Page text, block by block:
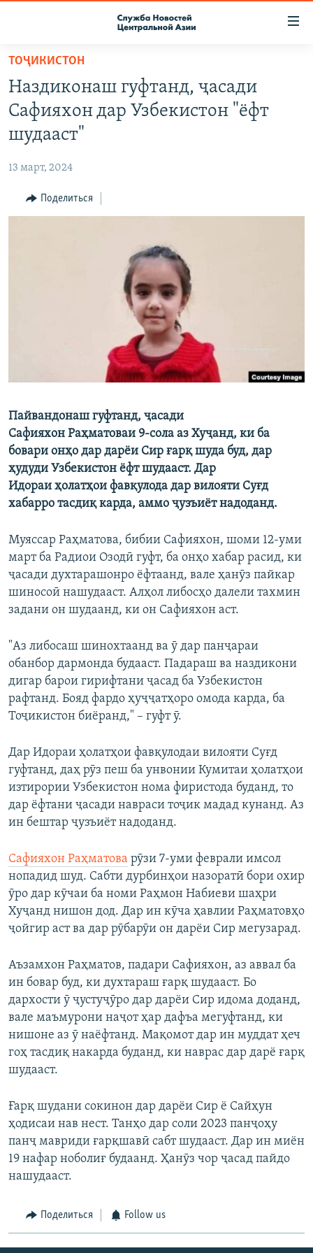
Вернуться
основному
содержанию
Вернутся
главной
навигации
Вернутся
ПОДПИСКА
КОНТАКТЫ
НАСТОЯЩЕЕ ВРЕМЯ
МИГРАНТ МЕДИА
ТОҶИКИСТОН
Наздиконаш гуфтанд, ҷасади
Сафияхон дар Узбекистон "ёфт
шудааст"
13 март, 2024
Поделиться
Пайвандонаш гуфтанд, ҷасади
Сафияхон Раҳматоваи 9-сола аз Хуҷанд, ки ба
бовари онҳо дар дарёи Сир ғарқ шуда буд, дар
ҳудуди Узбекистон ёфт шудааст. Дар
Идораи ҳолатҳои фавқулода дар вилояти Суғд
хабарро тасдиқ карда, аммо ҷузъиёт надоданд.
Муяссар Раҳматова, бибии Сафияхон, шоми 12-уми
март ба Радиои Озодӣ гуфт, ба онҳо хабар расид, ки
ҷасади духтарашонро ёфтаанд, вале ҳанӯз пайкар
шиносоӣ нашудааст. Алҳол либосҳо далели тахмин
задани он шудаанд, ки он Сафияхон аст.
"Аз либосаш шинохтаанд ва ӯ дар панҷараи
обанбор дармонда будааст. Падараш ва наздикони
дигар барои гирифтани ҷасад ба Узбекистон
рафтанд. Бояд фардо ҳуҷҷатҳоро омода карда, ба
Тоҷикистон биёранд," – гуфт ӯ.
Дар Идораи ҳолатҳои фавқулодаи вилояти Суғд
гуфтанд, даҳ рӯз пеш ба унвонии Кумитаи ҳолатҳои
изтирории Узбекистон нома фиристода буданд, то
дар ёфтани ҷасади навраси тоҷик мадад кунанд. Аз
ин бештар ҷузъиёт надоданд.
Сафияхон Раҳматова рӯзи 7-уми феврали имсол
нопадид шуд. Сабти дурбинҳои назоратӣ бори охир
ӯро дар кӯчаи ба номи Раҳмон Набиеви шаҳри
Хуҷанд нишон дод. Дар ин кӯча ҳавлии Раҳматовҳо
ҷойгир аст ва дар рӯбарӯи он дарёи Сир мегузарад.
Аъзамхон Раҳматов, падари Сафияхон, аз аввал ба
ин бовар буд, ки духтараш ғарқ шудааст. Бо
дархости ӯ ҷустуҷӯро дар дарёи Сир идома доданд,
вале маъмурони наҷот ҳар дафъа мегуфтанд, ки
нишоне аз ӯ наёфтанд. Мақомот дар ин муддат ҳеч
гоҳ тасдиқ накарда буданд, ки наврас дар дарё ғарқ
шудааст.
Ғарқ шудани сокинон дар дарёи Сир ё Сайҳун
ҳодисаи нав нест. Танҳо дар соли 2023 панҷоҳу
панҷ мавриди ғарқшавӣ сабт шудааст. Дар ин миён
19 нафар ноболиғ будаанд. Ҳанӯз чор ҷасад пайдо
нашудааст.
Поделиться Follow us